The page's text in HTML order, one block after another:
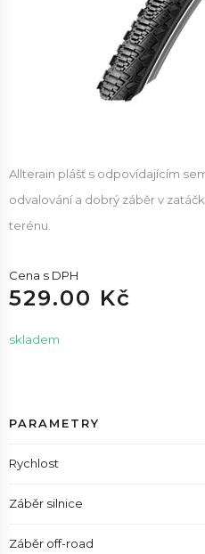
Allterain plášť s odpovídajícím
odvalování a dobrý záběr v
terénu.
Cena s DPH
529.00 Kč
skladem
PARAMETRY
Rychlost
Záběr silnice
Záběr off-road